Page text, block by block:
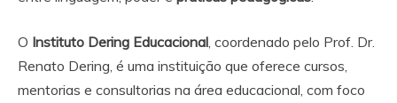
O Instituto Dering Educacional , coordenado pelo Prof. Dr.
Renato Dering, é uma instituição que oferece cursos,
mentorias e consultorias na área educacional, com foco